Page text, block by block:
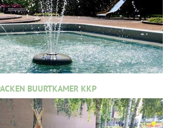
BUURTKAMER KKP